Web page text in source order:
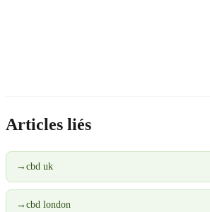
Articles liés
→ cbd uk
→ cbd london